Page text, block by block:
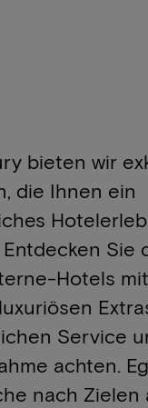
bieten wir
die Ihnen ein
Sie
Hotels
Service
achten.
nach Zielen